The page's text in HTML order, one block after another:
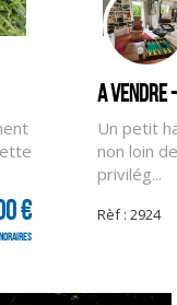
€
A vendre -
Un petit
non loin
privilég...
Rèf : 2924